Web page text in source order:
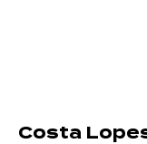
Costa